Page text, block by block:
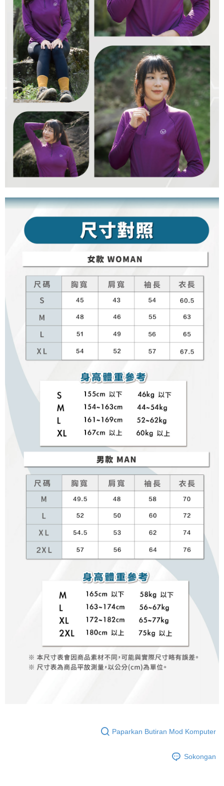
Paparkan Butiran Mod Komputer
Sokongan